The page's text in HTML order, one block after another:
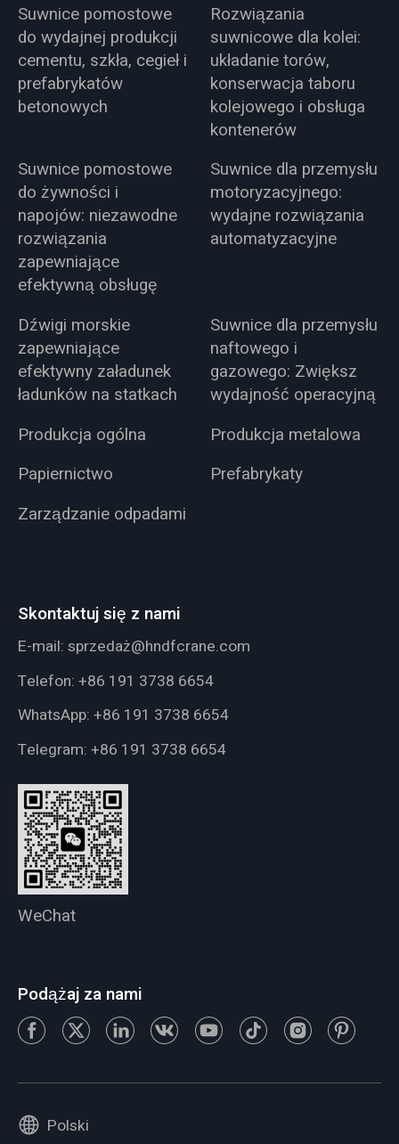
Suwnice pomostowe
do wydajnej produkcji
cementu, szkła, cegieł i
prefabrykatów
betonowych
Rozwiązania
suwnicowe dla kolei:
układanie torów,
konserwacja taboru
kolejowego i obsługa
kontenerów
Suwnice pomostowe
do żywności i
napojów: niezawodne
rozwiązania
zapewniające
efektywną obsługę
Suwnice dla przemysłu
motoryzacyjnego:
wydajne rozwiązania
automatyzacyjne
Dźwigi morskie
zapewniające
efektywny załadunek
ładunków na statkach
Suwnice dla przemysłu
naftowego i
gazowego: Zwiększ
wydajność operacyjną
Produkcja ogólna
Produkcja metalowa
Papiernictwo
Prefabrykaty
Zarządzanie odpadami
Skontaktuj się z nami
E-mail: sprzedaż@hndfcrane.com
Telefon: +86 191 3738 6654
WhatsApp: +86 191 3738 6654
Telegram: +86 191 3738 6654
WeChat
Podążaj za nami
Polski